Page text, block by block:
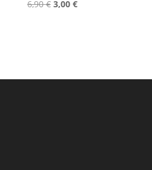
6,90€ Alkuperäinen
3,00 €Nykyinen